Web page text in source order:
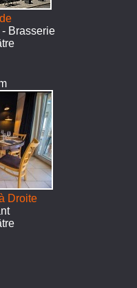
Brasserie
Droite